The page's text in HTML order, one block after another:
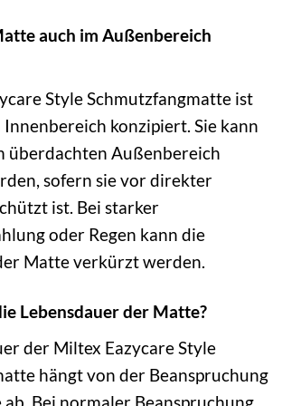
auch im Außenbereich
Style Schmutzfangmatte ist
konzipiert. Sie kann
überdachten Außenbereich
sofern sie vor direkter
ist. Bei starker
oder Regen kann die
Matte verkürzt werden.
Lebensdauer der Matte?
der Miltex Eazycare Style
hängt von der Beanspruchung
ab. Bei normaler Beanspruchung